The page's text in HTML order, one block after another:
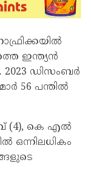
ഇന്ത്യന്‍
ഡിസംബര്‍
56 പന്തില്‍
(4), കെ എല്‍
ഒന്നിലധികം